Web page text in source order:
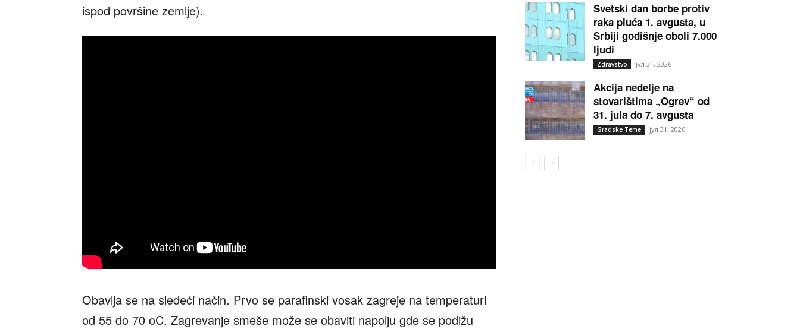
ispod površine zemlje).
Obavlja se na sledeći način. Prvo se parafinski vosak zagreje na temperaturi
od 55 do 70 oC. Zagrevanje smeše može se obaviti napolju gde se podižu
Svetski dan borbe protiv
raka pluća 1. avgusta, u
Srbiji godišnje oboli 7.000
ljudi
Zdravstvo јул 31, 2026
Akcija nedelje na
stovarištima „Ogrev“ od
31. jula do 7. avgusta
Gradske Teme јул 31, 2026